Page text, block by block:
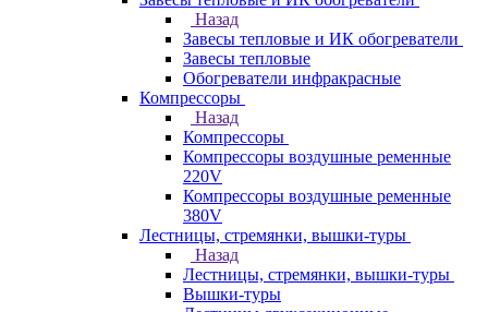
Назад
Завесы тепловые и ИК обогреватели
Завесы тепловые
Обогреватели инфракрасные
Компрессоры
Назад
Компрессоры
Компрессоры воздушные ременные
220V
Компрессоры воздушные ременные
380V
Лестницы, стремянки, вышки-туры
Назад
Лестницы, стремянки, вышки-туры
Вышки-туры